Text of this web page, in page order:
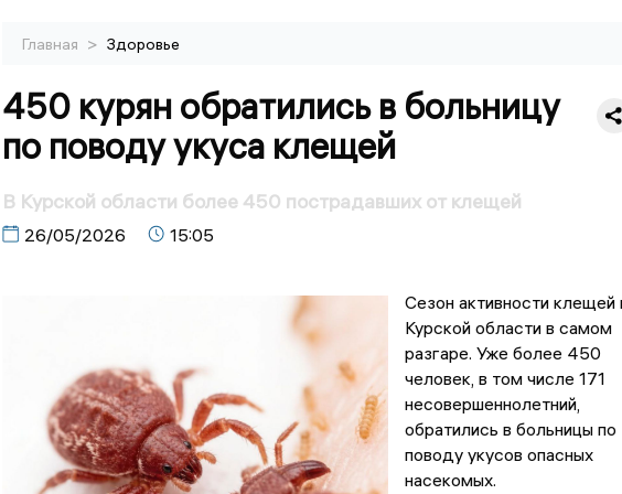
Главная > Здоровье
450 курян обратились в больницу
по поводу укуса клещей
В Курской области более 450 пострадавших от клещей
26/05/2026 15:05
Сезон активности клещей
Курской области в самом
разгаре. Уже более 450
человек, в том числе 171
несовершеннолетний,
обратились в больницы по
поводу укусов опасных
насекомых.